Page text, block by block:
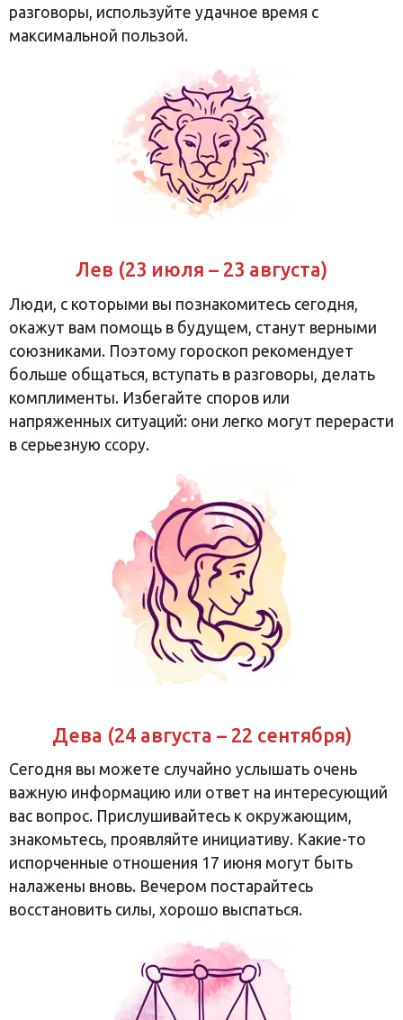
разговоры, используйте удачное время с
максимальной пользой.
Лев (23 июля – 23 августа)
Люди, с которыми вы познакомитесь сегодня,
окажут вам помощь в будущем, станут верными
союзниками. Поэтому гороскоп рекомендует
больше общаться, вступать в разговоры, делать
комплименты. Избегайте споров или
напряженных ситуаций: они легко могут перерасти
в серьезную ссору.
Дева (24 августа – 22 сентября)
Сегодня вы можете случайно услышать очень
важную информацию или ответ на интересующий
вас вопрос. Прислушивайтесь к окружающим,
знакомьтесь, проявляйте инициативу. Какие-то
испорченные отношения 17 июня могут быть
налажены вновь. Вечером постарайтесь
восстановить силы, хорошо выспаться.